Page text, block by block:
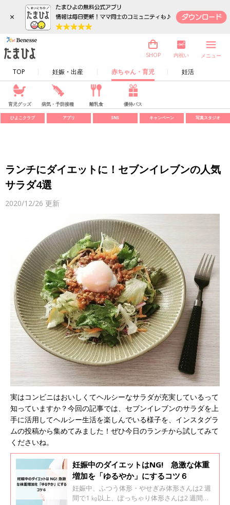
×
TOP 妊娠・出産 赤ちゃん・育児 妊活
SHOP 内祝い メニュー
育児グッズ 病気・予防接種 離乳食 優待パス
ひよこクラブ アプリ SNS キャンペーン 写真スタジオ
ランチにダイエットに！セブンイレブンの人気
サラダ4選
2020/12/26 更新
実はコンビニはおいしくてヘルシーなサラダが充実しているって
知っていますか？今回の記事では、セブンイレブンのサラダを上
手に活用してヘルシー生活を楽しんでいる様子を、インスタグラ
ムの投稿から集めてみました！ぜひ今日のランチから試してみて
くださいね。
妊娠中のダイエットはNG! 急激な体重
増加を「ゆるやか」にするコツ６
妊娠中、ふつう体形・やせぎみ体形さんは2 週
間で1 ㎏以上、ぽっちゃり体形さんは2 週間で